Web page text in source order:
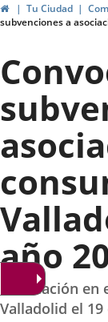
HomeTu Ciudad
subvenciones a
año
Publicación
Valladolid el 19